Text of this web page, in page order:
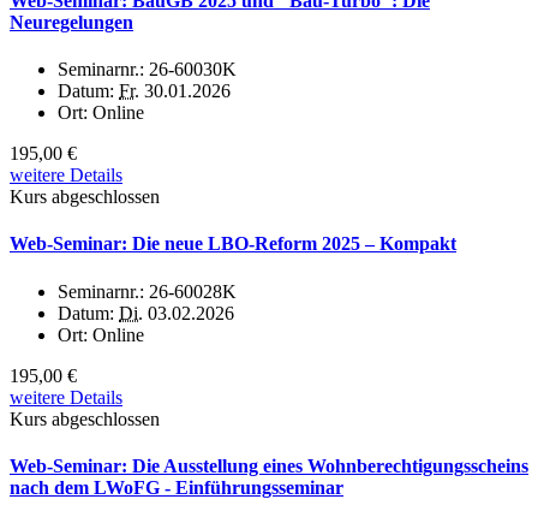
Neuregelungen
Seminarnr.: 26-60030K
Datum: Fr. 30.01.2026
Ort: Online
195,00 €
weitere Details
Kurs abgeschlossen
Web-Seminar: Die neue LBO-Reform 2025 – Kompakt
Seminarnr.: 26-60028K
Datum: Di. 03.02.2026
Ort: Online
195,00 €
weitere Details
Kurs abgeschlossen
Web-Seminar: Die Ausstellung eines Wohnberechtigungsscheins
nach dem LWoFG - Einführungsseminar